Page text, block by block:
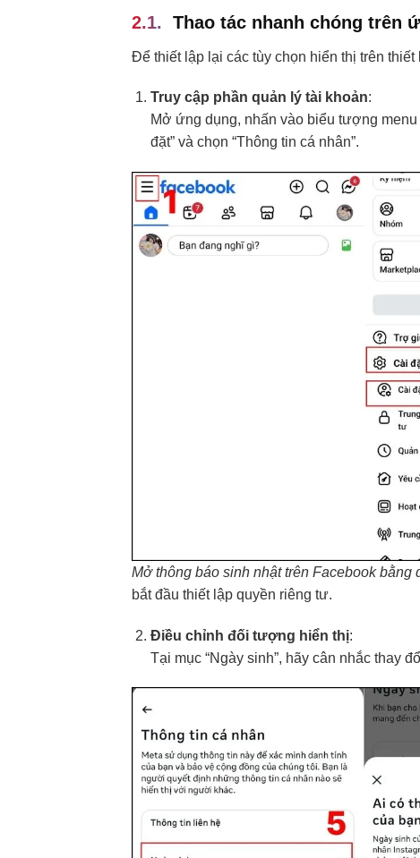
Thao tác nhanh chóng trên
Để thiết lập lại các tùy chọn hiển thị trên
Truy cập phần quản lý tài khoản:
Mở ứng dụng, nhấn vào biểu tượng menu
đặt” và chọn “Thông tin cá nhân”.
Mở thông báo sinh nhật trên Facebook bằng
bắt đầu thiết lập quyền riêng tư.
Điều chỉnh đối tượng hiển thị:
Tại mục “Ngày sinh”, hãy cân nhắc thay